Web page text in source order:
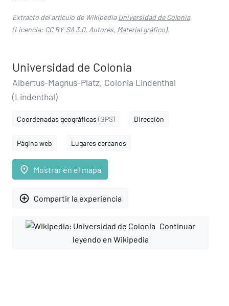
Extracto del artículo de Wikipedia Universidad de Colonia
(Licencia: CC BY-SA 3.0, Autores, Material gráfico).
Universidad de Colonia
Albertus-Magnus-Platz, Colonia Lindenthal
(Lindenthal)
Coordenadas geográficas (GPS) Dirección
Página web Lugares cercanos
place Mostrar en el mapa
add_circle_outline Compartir la experiencia
Continuar
leyendo en Wikipedia